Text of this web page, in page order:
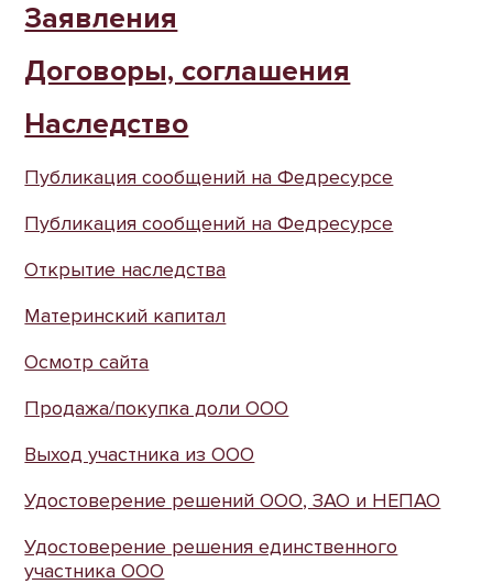
Заявления
Договоры, соглашения
Наследство
Публикация сообщений на Федресурсе
Публикация сообщений на Федресурсе
Открытие наследства
Материнский капитал
Осмотр сайта
Продажа/покупка доли ООО
Выход участника из ООО
Удостоверение решений ООО, ЗАО и НЕПАО
Удостоверение решения единственного
участника ООО